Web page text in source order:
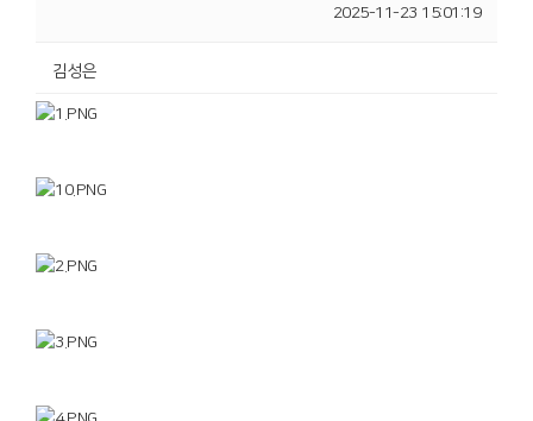
2025-11-23 15:01:19
김성은